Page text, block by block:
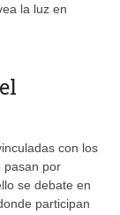
la luz en
con los
pasan por
se debate en
participan